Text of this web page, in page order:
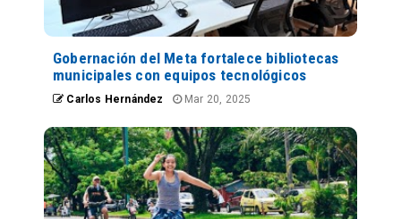
Gobernación del Meta fortalece bibliotecas
municipales con equipos tecnológicos
Carlos Hernández Mar 20, 2025